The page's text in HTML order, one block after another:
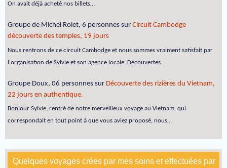
On avait déjà acheté nos billets…
Groupe de Michel Rolet, 6 personnes sur Circuit Cambodge
découverte des temples, 19 jours
Nous rentrons de ce circuit Cambodge et nous sommes vraiment satisfait par
l'organisation de Sylvie et son agence locale. Découvertes…
Groupe Doux, 06 personnes sur Découverte des rizières du Vietnam,
22 jours en authentique.
Bonjour Sylvie, rentré de notre merveilleux voyage au Vietnam, qui
correspondait en tout point à que vous aviez proposé, nous…
Quelques voyages crées par mes soins et effectuées par